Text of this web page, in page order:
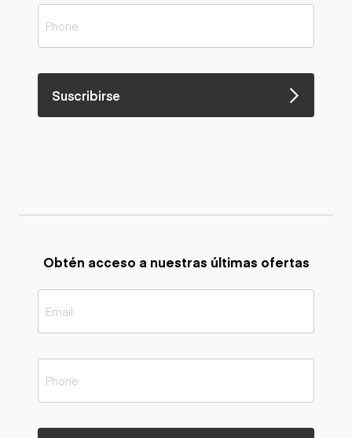
Suscribirse
Obtén acceso a nuestras últimas ofertas